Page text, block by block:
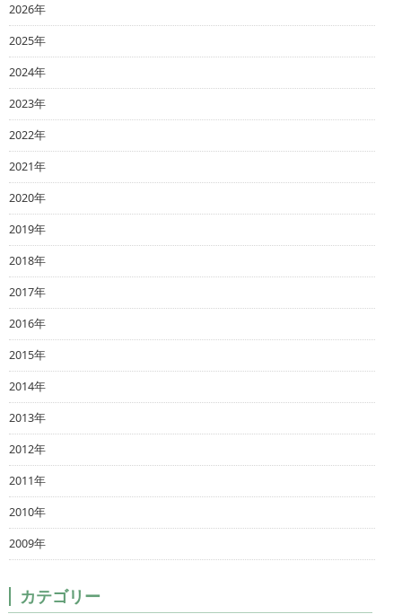
2026年
2025年
2024年
2023年
2022年
2021年
2020年
2019年
2018年
2017年
2016年
2015年
2014年
2013年
2012年
2011年
2010年
2009年
カテゴリー